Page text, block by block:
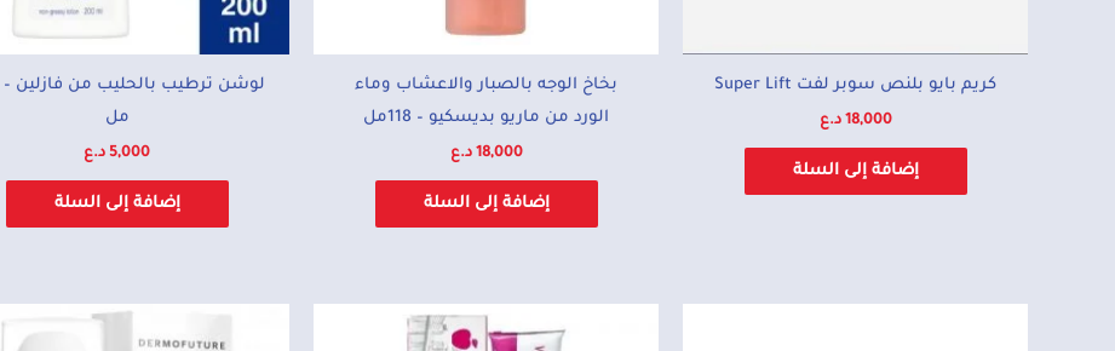
كريم بايو بلنص سوبر لفت Super Lift
18,000 د.ع
إضافة إلى السلة
بخاخ الوجه بالصبار والاعشاب وماء
الورد من ماريو بديسكيو – 118مل
18,000 د.ع
إضافة إلى السلة
مل
5,000د.ع
إضافة إلى السلة